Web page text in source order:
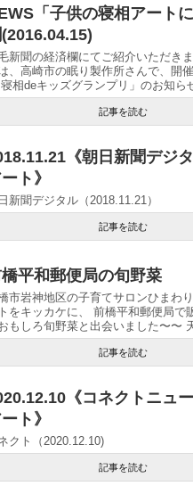
「子供の寝相アート
(2016.04.15)
新聞の経済欄にてご紹介いただき
、高崎市の眠り製作所さんで、開
相deキッズグランプリ」のお知ら
記事を読む
《朝日新聞デジ
ト》
新聞デジタル（2018.11.21）
記事を読む
平和郵便局の旬野菜
市岩神地区の子育てサロンひまわ
をキッカケに、 前橋平和郵便局で
もしろ旬野菜と出会いました〜〜
記事を読む
《コネクトニュ
ト》
クト（2020.12.10)
記事を読む